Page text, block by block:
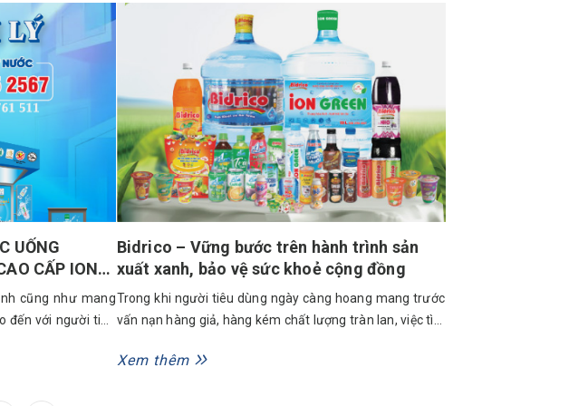
Đây không chỉ là
khai chương trình ưu đãi đặc biệt dành riêng cho khách...
UỐNG
CẤP ION
cũng như mang
đến với người tiêu
Việt Nam. Chúng
Bidrico – Vững bước trên hành trình sản
xuất xanh, bảo vệ sức khoẻ cộng đồng
Trong khi người tiêu dùng ngày càng hoang mang trước
vấn nạn hàng giả, hàng kém chất lượng tràn lan, việc tìm
trọng hơn bao giờ hết. Trong hành trình đi tìm sự an tâm
Xem thêm